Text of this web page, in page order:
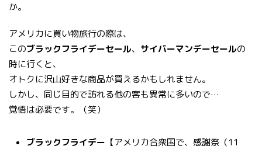
か。
アメリカに買い物旅行の際は、
このブラックフライデーセール、 サイバーマンデーセールの
時に行くと、
オトクに沢山好きな商品が買えるかもしれません。
しかし、同じ目的で訪れる他の客も異常に多いので…
覚悟は必要です。（笑）
ブラックフライデー 【アメリカ合衆国で、感謝祭（11